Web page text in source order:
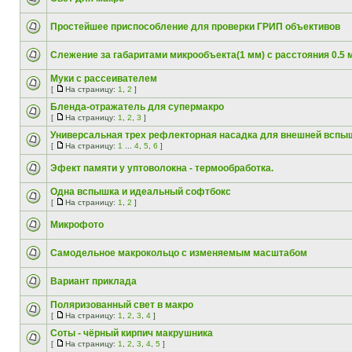
Простейшее приспособление для проверки ГРИП объективов
Слежение за габаритами микрообъекта(1 мм) с расстояния 0.5
Муки с рассеивателем
[ На страницу: 1 2 ]
Бленда-отражатель для супермакро
[ На страницу: 1 2 3 ]
Универсальная трех рефлекторная насадка для внешней
[ На страницу: 1 4 5 6 ]
Эфект памяти у уптоволокна - термообработка.
Одна вспышка и идеальный софтбокс
[ На страницу: 1 2 ]
Микрофото
Самодельное макрокольцо с изменяемым масштабом
Вариант приклада
Поляризованный свет в макро
[ На страницу: 1 2 3 4 ]
Соты - чёрный кирпич макрушника
[ На страницу: 1 2 3 4 5 ]